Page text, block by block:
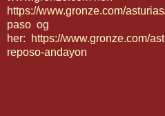
https://www.gronze.com/
paso og
her:
https://www.gronze.com/
reposo-andayon